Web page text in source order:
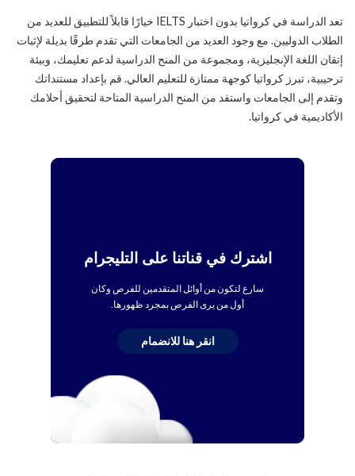
تعد الدراسة في كرواتيا بدون اختبار IELTS خيارًا قابلاً للتطبيق للعديد من
الطلاب الدوليين. مع وجود العديد من الجامعات التي تقدم طرقًا بديلة لإثبات
إتقان اللغة الإنجليزية، ومجموعة من المنح الدراسية لدعم تعليمك، وبيئة
ترحيبية، تبرز كرواتيا كوجهة ممتازة للتعليم العالي. قم بإعداد مستنداتك
وتقدم إلى الجامعات واستفد من المنح الدراسية المتاحة لتحقيق أحلامك
الأكاديمية في كرواتيا.
اشترك في قناتنا على التليجرام
سارع لتكون من أوائل المتقدمين للفرص وكان
أول من يرى الفرص بمجرد ظهورها.
انقر هنا للانضمام